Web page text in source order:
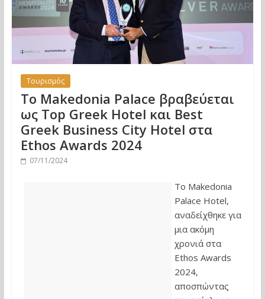
Τουρισμός
Το Makedonia Palace βραβεύεται
ως Top Greek Hotel και Best
Greek Business City Hotel στα
Ethos Awards 2024
07/11/2024
Το Makedonia
Palace Hotel,
αναδείχθηκε για
μια ακόμη
χρονιά στα
Ethos Awards
2024,
αποσπώντας